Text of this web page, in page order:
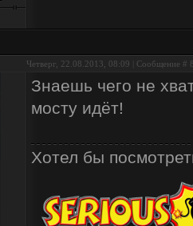
Четверг, 22.08.2013, 08:09 | Сообщение #
Знаешь чего не
мосту идёт!
Хотел бы